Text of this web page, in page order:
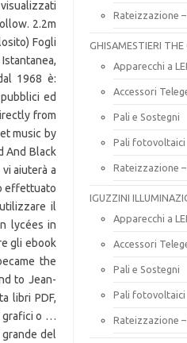
Rateizzazione
GHISAMESTIERI THE
Apparecchi a
Accessori
Pali e Sostegni
Pali fotovoltaici
Rateizzazione
IGUZZINI
Apparecchi a
Accessori
Pali e Sostegni
Pali fotovoltaici
Rateizzazione